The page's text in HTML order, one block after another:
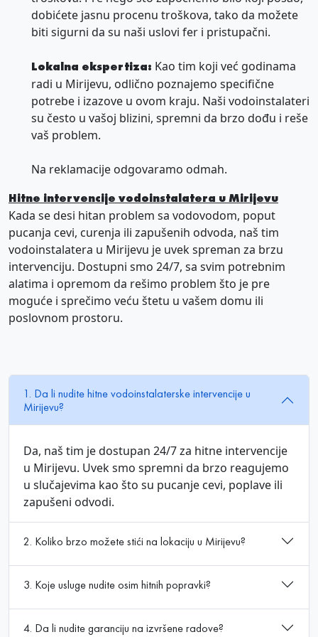
dobićete jasnu procenu troškova, tako da možete
biti sigurni da su naši uslovi fer i pristupačni.
Lokalna ekspertiza: Kao tim koji već godinama
radi u Mirijevu, odlično poznajemo specifične
potrebe i izazove u ovom kraju. Naši vodoinstalateri
su često u vašoj blizini, spremni da brzo dođu i reše
vaš problem.
Na reklamacije odgovaramo odmah.
Hitne intervencije vodoinstalatera u Mirijevu
Kada se desi hitan problem sa vodovodom, poput
pucanja cevi, curenja ili zapušenih odvoda, naš tim
vodoinstalatera u Mirijevu je uvek spreman za brzu
intervenciju. Dostupni smo 24/7, sa svim potrebnim
alatima i opremom da rešimo problem što je pre
moguće i sprečimo veću štetu u vašem domu ili
poslovnom prostoru.
1. Da li nudite hitne vodoinstalaterske intervencije u
Mirijevu?
Da, naš tim je dostupan 24/7 za hitne intervencije
u Mirijevu. Uvek smo spremni da brzo reagujemo
u slučajevima kao što su pucanje cevi, poplave ili
zapušeni odvodi.
2. Koliko brzo možete stići na lokaciju u Mirijevu?
3. Koje usluge nudite osim hitnih popravki?
4. Da li nudite garanciju na izvršene radove?